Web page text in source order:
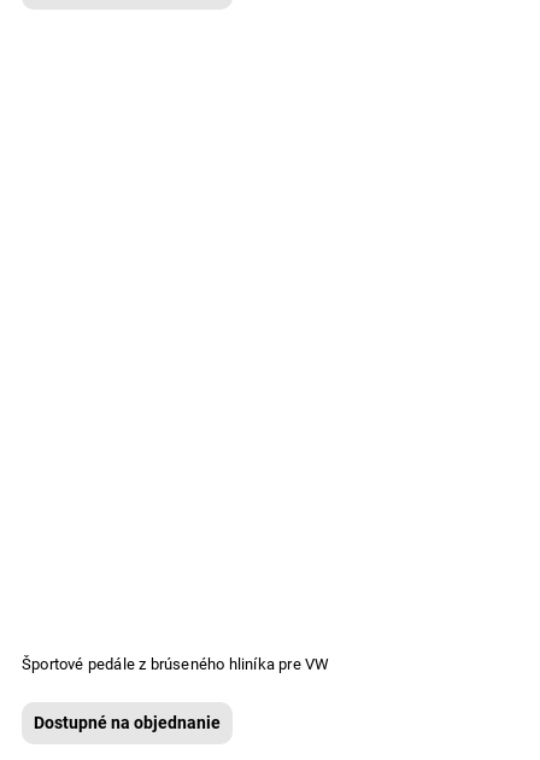
Športové pedále z brúseného hliníka pre VW
Dostupné na objednanie